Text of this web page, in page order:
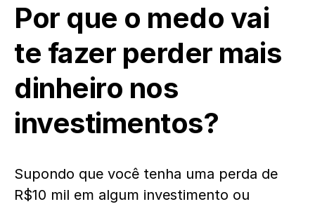
Por que o medo vai
te fazer perder mais
dinheiro nos
investimentos?
Supondo que você tenha uma perda de
R$10 mil em algum investimento ou